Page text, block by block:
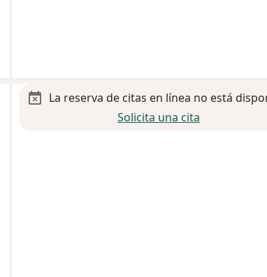
La reserva de citas en línea no está
Solicita una cita